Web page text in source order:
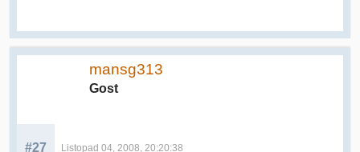
mansg313
Gost
#27 Listopad 04, 2008, 20:20:38